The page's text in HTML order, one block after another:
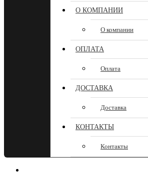
О КОМПАНИИ
О компании
ОПЛАТА
Оплата
ДОСТАВКА
Доставка
КОНТАКТЫ
Контакты